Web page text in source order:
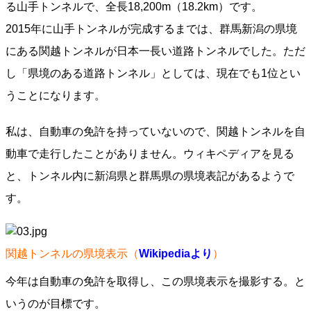
る山手トンネルで、全長18,200m（18.2km）です。
2015年に山手トンネルが完成するまでは、群馬新潟の県境
にある関越トンネルが日本一長い道路トンネルでした。ただ
し「県境のある道路トンネル」としては、現在でも1位とい
うことになります。
私は、自動車の免許を持っていないので、関越トンネルを自
動車で走行したことがありません。ウィキペディアを見る
と、トンネル内に新潟県と群馬県の県境表記があるようで
す。
関越トンネルの県境表示（Wikipediaより ）
今年は自動車の免許を取得し、この県境表示を撮影する。と
いうのが目標です。